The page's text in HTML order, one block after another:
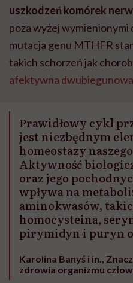
uszkodzeń komórek
poza wyżej
mutacja genu MTHFR
takich schorzeń jak
afektywna dwubiegunowa
Prawidłowy cykl
jest niezbędnym
homeostazy
Aktywność
oraz jego
wpływa na
aminokwasów,
homocysteina,
pirymidyn i puryn
Karolina Banyś i in.,
zdrowia organizmu